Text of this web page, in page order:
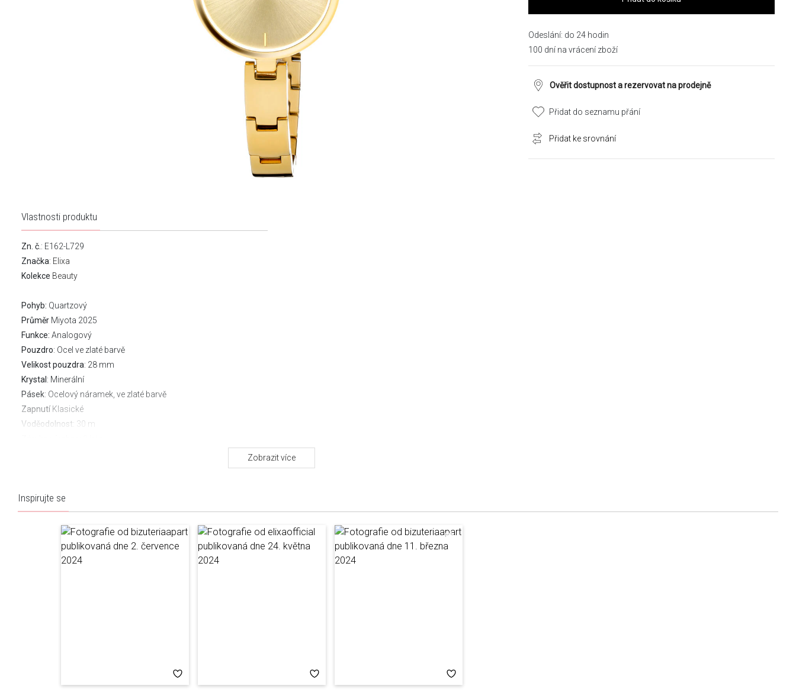
Vlastnosti produktu
Zn. č. : E162-L729
Značka: Elixa
Kolekce Beauty
Pohyb: Quartzový
Průměr Miyota 2025
Funkce: Analogový
Pouzdro: Ocel ve zlaté barvě
Velikost pouzdra: 28 mm
Krystal : Minerální
Pásek: Ocelový náramek, ve zlaté barvě
Zapnutí Klasické
Voděodolnost: 30 m
Zobrazit více
Odeslání: do 24 hodin
100 dní na vrácení zboží
Ověřit dostupnost a rezervovat na prodejně
Přidat do seznamu přání
Přidat ke srovnání
Inspirujte se